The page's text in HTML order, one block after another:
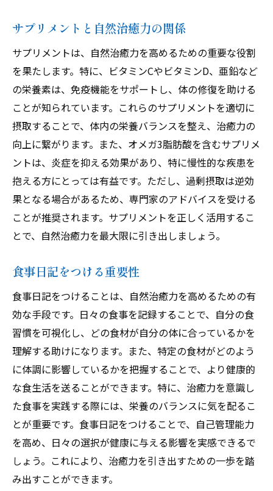
サプリメントと自然治癒力の関係
サプリメントは、自然治癒力を高めるための重要な役割
を果たします。特に、ビタミンCやビタミンD、亜鉛など
の栄養素は、免疫機能をサポートし、体の修復を助ける
ことが知られています。これらのサプリメントを適切に
摂取することで、体内の栄養バランスを整え、治癒力の
向上に繋がります。また、オメガ3脂肪酸を含むサプリメ
ントは、炎症を抑える効果があり、特に慢性的な疾患を
抱える方にとっては有益です。ただし、過剰摂取は逆効
果となる場合があるため、専門家のアドバイスを受ける
ことが推奨されます。サプリメントを正しく活用するこ
とで、自然治癒力を最大限に引き出しましょう。
食事日記をつける重要性
食事日記をつけることは、自然治癒力を高めるための有
効な手段です。日々の食事を記録することで、自分の食
習慣を可視化し、どの食材が自分の体に合っているかを
理解する助けになります。また、特定の食材がどのよう
に体調に影響しているかを把握することで、より健康的
な食生活を送ることができます。特に、治癒力を意識し
た食事を実践する際には、栄養のバランスに気を配るこ
とが重要です。食事日記をつけることで、自己管理能力
を高め、日々の選択が健康に与える影響を実感できるで
しょう。これにより、治癒力を引き出すための一歩を踏
み出すことができます。